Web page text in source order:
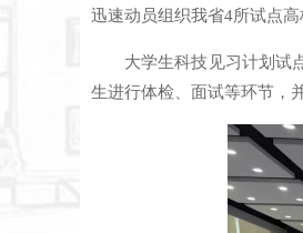
迅速动员组织我省4所试点
大学生科技见习计划试
生进行体检、面试等环节，